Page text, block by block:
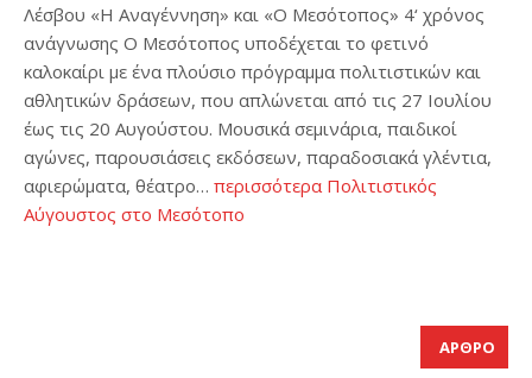
Λέσβου «Η Αναγέννηση» και «Ο Μεσότοπος» 4‘ χρόνος
ανάγνωσης Ο Μεσότοπος υποδέχεται το φετινό
καλοκαίρι με ένα πλούσιο πρόγραμμα πολιτιστικών και
αθλητικών δράσεων, που απλώνεται από τις 27 Ιουλίου
έως τις 20 Αυγούστου. Μουσικά σεμινάρια, παιδικοί
αγώνες, παρουσιάσεις εκδόσεων, παραδοσιακά γλέντια,
αφιερώματα, θέατρο… περισσότερα Πολιτιστικός
Αύγουστος στο Μεσότοπο
ΑΡΘΡΟ